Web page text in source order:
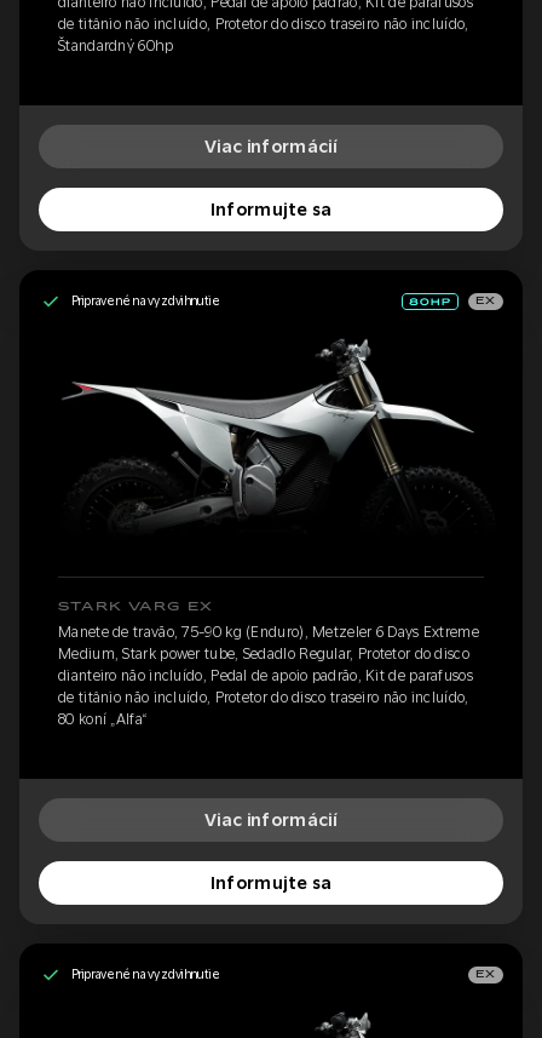
de titânio não incluído, Protetor do disco traseiro não incluído,
Štandardný 60hp
Viac informácií
Informujte sa
Pripravené na vyzdvihnutie EX
STARK VARG EX
Manete de travão, 75-90 kg (Enduro), Metzeler 6 Days Extreme
Medium, Stark power tube, Sedadlo Regular, Protetor do disco
dianteiro não incluído, Pedal de apoio padrão, Kit de parafusos
de titânio não incluído, Protetor do disco traseiro não incluído,
80 koní „Alfa“
Viac informácií
Informujte sa
Pripravené na vyzdvihnutie EX